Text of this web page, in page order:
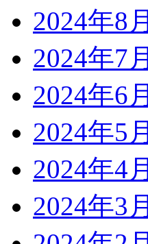
2024年8月
2024年7月
2024年6月
2024年5月
2024年4月
2024年3月